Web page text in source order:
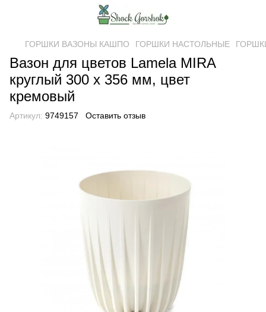
ГОРШКИ ВАЗОНЫ КАШПО ГОРШКИ НАСТОЛЬНЫЕ
Вазон для цветов Lamela MIRA
круглый 300 х 356 мм, цвет
кремовый
Артикул: 9749157 Оставить отзыв